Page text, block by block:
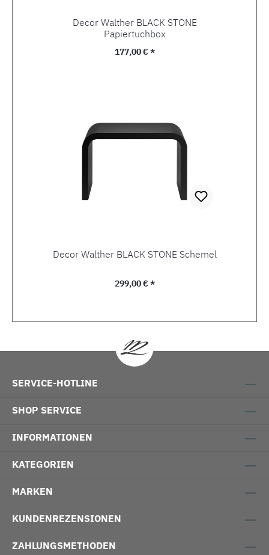
Decor Walther BLACK STONE
Papiertuchbox
Regulärer Preis:
177,00 € *
Decor Walther BLACK STONE Schemel
Regulärer Preis:
299,00 € *
SERVICE-HOTLINE
SHOP SERVICE
INFORMATIONEN
KATEGORIEN
MARKEN
KUNDENREZENSIONEN
ZAHLUNGSMETHODEN